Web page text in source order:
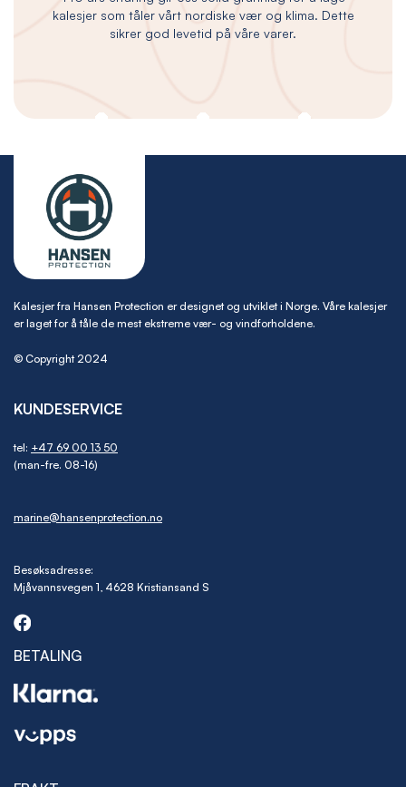
kalesjer som tåler vårt nordiske vær og klima. Dette
sikrer god levetid på våre varer.
Kalesjer fra Hansen Protection er designet og utviklet i Norge. Våre kalesjer
er laget for å tåle de mest ekstreme vær- og vindforholdene.
© Copyright 2024
KUNDESERVICE
tel: +47 69 00 13 50
(man-fre. 08-16)
marine@hansenprotection.no
Besøksadresse:
Mjåvannsvegen 1, 4628 Kristiansand S
BETALING